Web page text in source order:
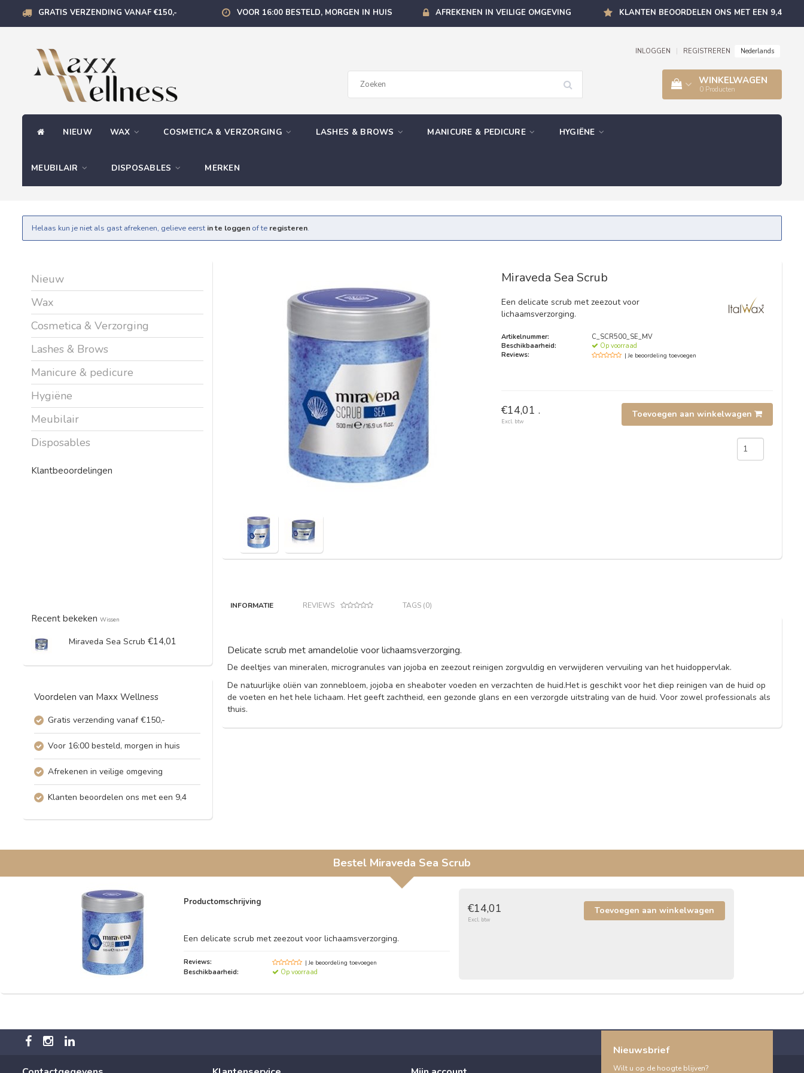
GRATIS VERZENDING VANAF €150,- VOOR 16:00 BESTELD, MORGEN IN HUIS AFREKENEN IN VEILIGE OMGEVING KLANTEN BEOORDELEN ONS MET EEN 9,4
INLOGGEN REGISTREREN Nederlands
WINKELWAGEN
0 Producten
NIEUW WAX COSMETICA & VERZORGING LASHES & BROWS MANICURE & PEDICURE HYGIËNE
MEUBILAIR DISPOSABLES MERKEN
Helaas kun je niet als gast afrekenen, gelieve eerst in te loggen of te registeren.
Nieuw
Wax
Cosmetica & Verzorging
Lashes & Brows
Manicure & pedicure
Hygiëne
Meubilair
Disposables
Klantbeoordelingen
Recent bekeken Wissen
Miraveda Sea Scrub €14,01
Voordelen van Maxx Wellness
Gratis verzending vanaf €150,-
Voor 16:00 besteld, morgen in huis
Afrekenen in veilige omgeving
Klanten beoordelen ons met een 9,4
Miraveda Sea Scrub
Een delicate scrub met zeezout voor
lichaamsverzorging.
Artikelnummer:
C_SCR500_SE_MV
Beschikbaarheid:
Op voorraad
Reviews:
| Je beoordeling toevoegen
€14,01 .
Excl. btw
Toevoegen aan winkelwagen
INFORMATIE REVIEWS TAGS (0)
Delicate scrub met amandelolie voor lichaamsverzorging.
De deeltjes van mineralen, microgranules van jojoba en zeezout reinigen zorgvuldig en verwijderen vervuiling van het huidoppervlak.
De natuurlijke oliën van zonnebloem, jojoba en sheaboter voeden en verzachten de huid.Het is geschikt voor het diep reinigen van de huid op
de voeten en het hele lichaam. Het geeft zachtheid, een gezonde glans en een verzorgde uitstraling van de huid. Voor zowel professionals als
thuis.
Bestel Miraveda Sea Scrub
Productomschrijving
Een delicate scrub met zeezout voor lichaamsverzorging.
Reviews: | Je beoordeling toevoegen
Beschikbaarheid: Op voorraad
€14,01
Excl. btw
Nieuwsbrief
Wilt u op de hoogte blijven?